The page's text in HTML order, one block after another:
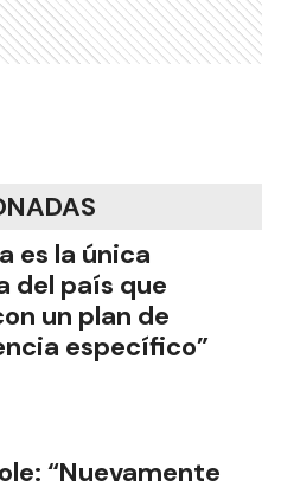
es la única
del país que
un plan de
específico”
“Nuevamente